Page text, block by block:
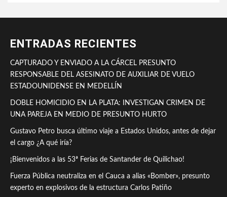
ENTRADAS RECIENTES
CAPTURADO Y ENVIADO A LA CÁRCEL PRESUNTO
RESPONSABLE DEL ASESINATO DE AUXILIAR DE VUELO
ESTADOUNIDENSE EN MEDELLÍN
DOBLE HOMICIDIO EN LA PLATA: INVESTIGAN CRIMEN DE
UNA PAREJA EN MEDIO DE PRESUNTO HURTO
Gustavo Petro busca último viaje a Estados Unidos, antes de dejar
el cargo ¿A qué iría?
¡Bienvenidos a las 53ª Ferias de Santander de Quilichao!
Fuerza Pública neutraliza en el Cauca a alias «Bomber», presunto
experto en explosivos de la estructura Carlos Patiño